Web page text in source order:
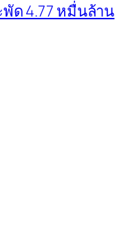
ด 4.77 หมื่นล้าน